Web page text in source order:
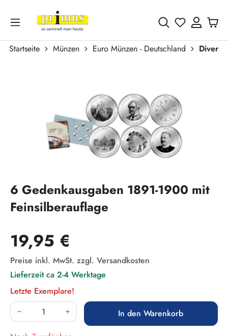
Zum Hauptinhalt springen
Du hast 0
Startseite Münzen Euro Münzen - Deutschland
6 Gedenkausgaben 1891-1900 mit
Feinsilberauflage
Regulärer Preis:
19,95 €
Preise inkl. MwSt. zzgl. Versandkosten
Lieferzeit ca 2-4 Werktage
Letzte Exemplare!
Produkt Anzahl: Gib den gewünschten Wert
In den Warenkorb